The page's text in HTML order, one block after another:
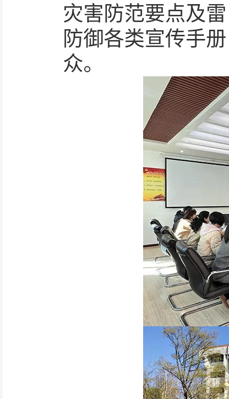
灾害防范要点及
防御各类宣传手
众。